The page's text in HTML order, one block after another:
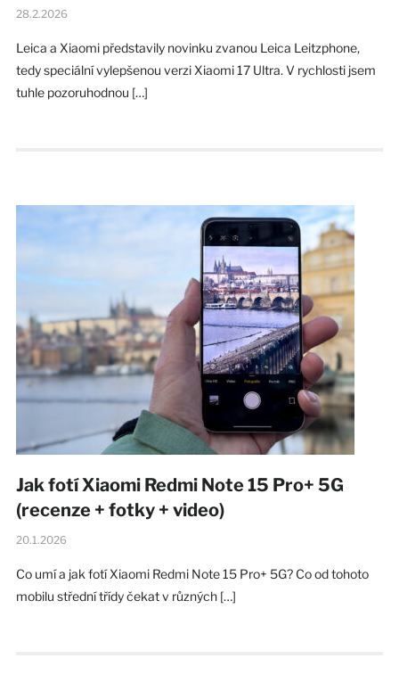
28.2.2026
Leica a Xiaomi představily novinku zvanou Leica Leitzphone,
tedy speciální vylepšenou verzi Xiaomi 17 Ultra. V rychlosti jsem
tuhle pozoruhodnou […]
Jak fotí Xiaomi Redmi Note 15 Pro+ 5G
(recenze + fotky + video)
20.1.2026
Co umí a jak fotí Xiaomi Redmi Note 15 Pro+ 5G? Co od tohoto
mobilu střední třídy čekat v různých […]